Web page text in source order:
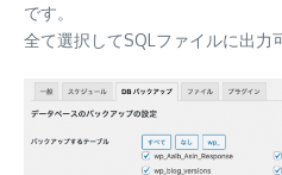
です。
全て選択してSQLファイルに出力